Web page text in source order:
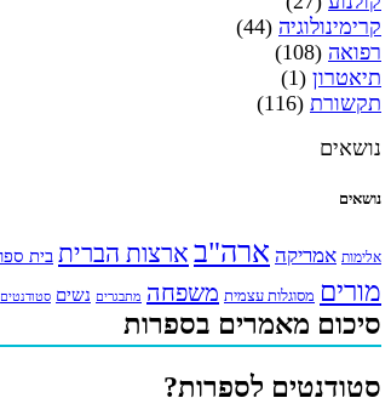
קרימינולוגיה (44)
רפואה (108)
תיאטרון (1)
תקשורת (116)
נושאים
נושאים
אלימות אמריקה ארה"ב ארצות הברית בית
מורים מסוגלות עצמית משפחה מתבגרים נשים סטודנטים
סיכום מאמרים בספרות
סטודנטים לספרות?